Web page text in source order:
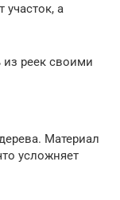
участок, а
из реек своими
Материал
усложняет